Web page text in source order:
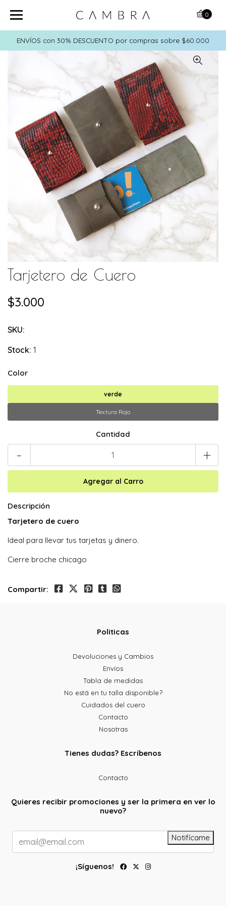
ENVÍOS con 30% DESCUENTO por compras sobre $60.000
0
Tarjetero de Cuero
$3.000
SKU:
Stock: 1
Color
verde
Textura Rojo
Cantidad
- +
Descripción
Tarjetero de cuero
Ideal para llevar tus tarjetas y dinero.
Cierre broche chicago
Compartir:
Politicas
Devoluciones y Cambios
Envíos
Tabla de medidas
No está en tu talla disponible?
Cuidados del cuero
Contacto
Nosotras
Tienes dudas? Escríbenos
Contacto
Quieres recibir promociones y ser la primera en ver lo
nuevo?
Notifícame
¡Síguenos!